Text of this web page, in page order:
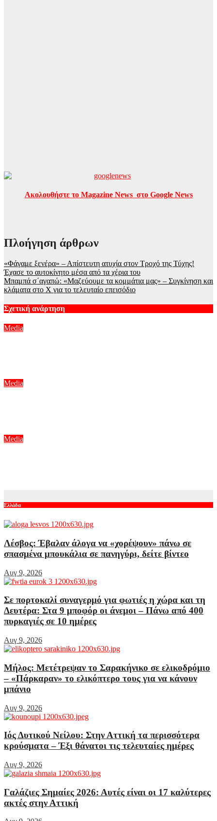
Ακολουθήστε το Magazine News στο Google News
Πλοήγηση άρθρων
«Φάγαμε ξενέρα» – Απίστευτη ατυχία στον Τροχό της Τύχης!
Έχασε το αυτοκίνητο μέσα από τα χέρια του
Μπαμπά σ΄αγαπώ: «Μαζεύουμε τα κομμάτια μας» – Συγκίνηση και
κλάματα στο Χ για το τελευταίο επεισόδιο
Σχετική ανάρτηση
Media
Media
Media
Ελλάδα
Λέσβος: Έβαλαν άλογα να «χορέψουν» πάνω σε
σπασμένα μπουκάλια σε πανηγύρι, δείτε βίντεο
Αυγ 9, 2026
Σε πορτοκαλί συναγερμό για φωτιές η χώρα και τη
Δευτέρα: Στα 9 μποφόρ οι άνεμοι – Πάνω από 400
πυρκαγιές σε 10 ημέρες
Αυγ 9, 2026
Μήλος: Μετέτρεψαν το Σαρακήνικο σε ελικοδρόμιο
– «Πάρκαραν» το ελικόπτερο τους για να κάνουν
μπάνιο
Αυγ 9, 2026
Ιός Δυτικού Νείλου: Στην Αττική τα περισσότερα
κρούσματα – Έξι θάνατοι τις τελευταίες ημέρες
Αυγ 9, 2026
Γαλάζιες Σημαίες 2026: Αυτές είναι οι 17 καλύτερες
ακτές στην Αττική